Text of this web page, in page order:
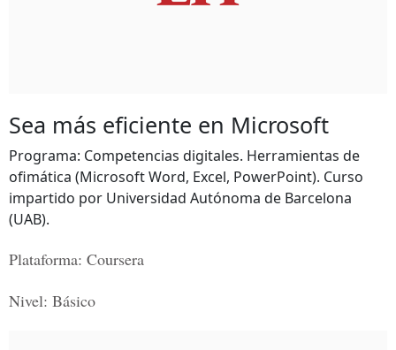
Sea más eficiente en Microsoft
Programa: Competencias digitales. Herramientas de
ofimática (Microsoft Word, Excel, PowerPoint). Curso
impartido por Universidad Autónoma de Barcelona
(UAB).
Plataforma: Coursera
Nivel: Básico